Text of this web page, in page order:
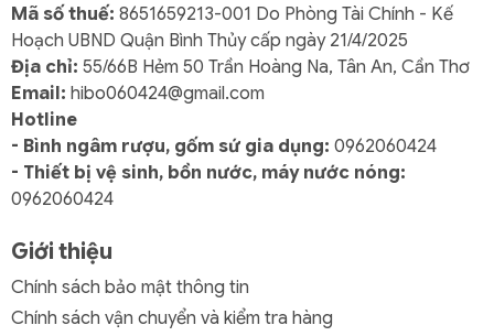
Mã số thuế: 8651659213-001 Do Phòng Tài Chính - Kế
Hoạch UBND Quận Bình Thủy cấp ngày 21/4/2025
Địa chỉ: 55/66B Hẻm 50 Trần Hoàng Na, Tân An, Cần Thơ
Email: hibo060424@gmail.com
Hotline
- Bình ngâm rượu, gốm sứ gia dụng: 0962060424
- Thiết bị vệ sinh, bồn nước, máy nước nóng:
0962060424
Giới thiệu
Chính sách bảo mật thông tin
Chính sách vận chuyển và kiểm tra hàng